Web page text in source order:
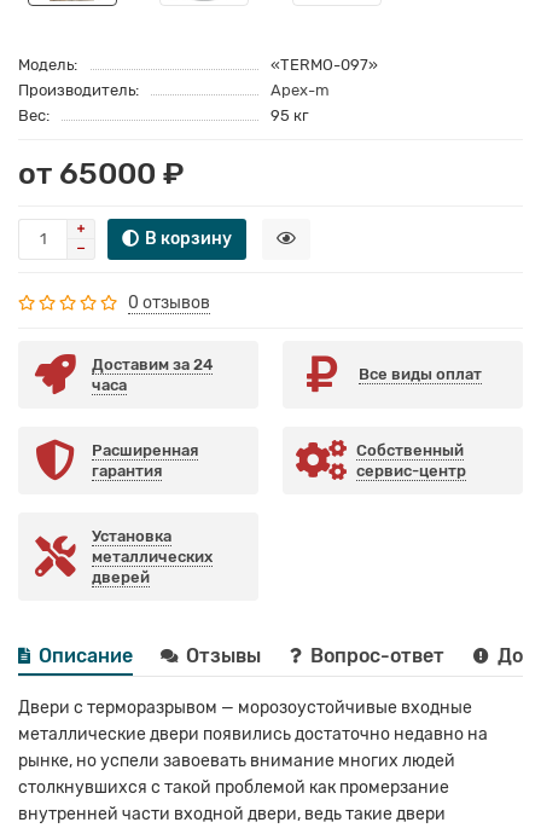
Модель:
«TERMO-097»
Производитель:
Apex-m
Вес:
95 кг
от 65000 ₽
В корзину
0 отзывов
Доставим за 24
часа
Все виды оплат
Расширенная
гарантия
Собственный
сервис-центр
Установка
металлических
дверей
Описание Отзывы Вопрос-ответ
Двери с терморазрывом — морозоустойчивые входные
металлические двери появились достаточно недавно на
рынке, но успели завоевать внимание многих людей
столкнувшихся с такой проблемой как промерзание
внутренней части входной двери, ведь такие двери